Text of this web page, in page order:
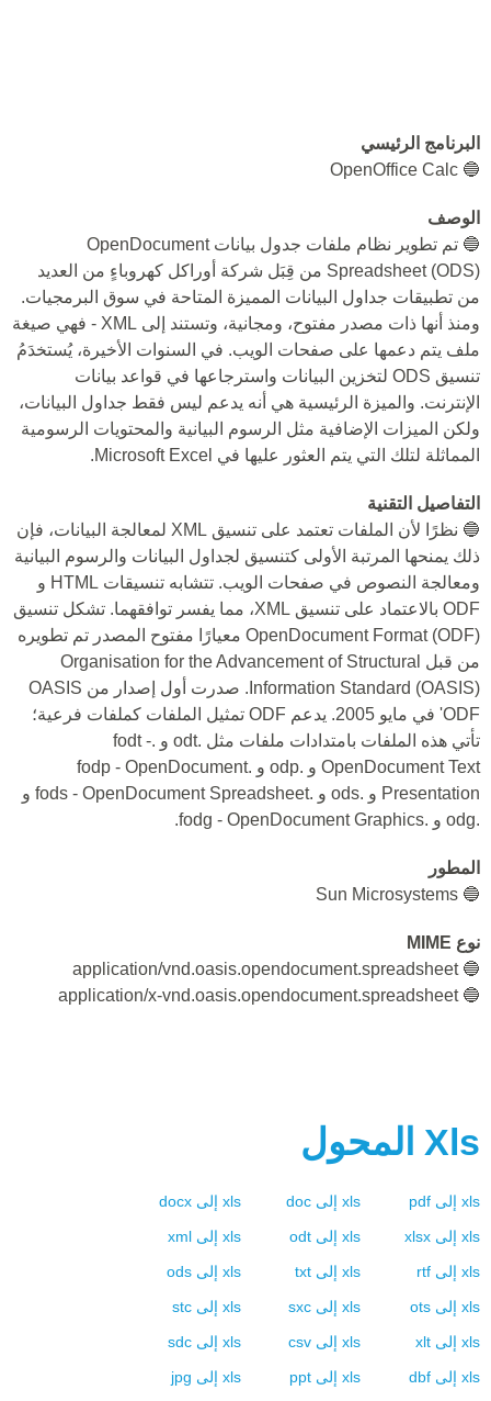
البرنامج الرئيسي
🔵 OpenOffice Calc
الوصف
🔵 تم تطوير نظام ملفات جدول بيانات OpenDocument
Spreadsheet (ODS) من قِبَل شركة أوراكل كهروباءٍ من العديد
من تطبيقات جداول البيانات المميزة المتاحة في سوق البرمجيات.
ومنذ أنها ذات مصدر مفتوح، ومجانية، وتستند إلى XML - فهي صيغة
ملف يتم دعمها على صفحات الويب. في السنوات الأخيرة، يُستخدَمُ
تنسيق ODS لتخزين البيانات واسترجاعها في قواعد بيانات
الإنترنت. والميزة الرئيسية هي أنه يدعم ليس فقط جداول البيانات،
ولكن الميزات الإضافية مثل الرسوم البيانية والمحتويات الرسومية
المماثلة لتلك التي يتم العثور عليها في Microsoft Excel.
التفاصيل التقنية
🔵 نظرًا لأن الملفات تعتمد على تنسيق XML لمعالجة البيانات، فإن
ذلك يمنحها المرتبة الأولى كتنسيق لجداول البيانات والرسوم البيانية
ومعالجة النصوص في صفحات الويب. تتشابه تنسيقات HTML و
ODF بالاعتماد على تنسيق XML، مما يفسر توافقهما. تشكل تنسيق
OpenDocument Format (ODF) معيارًا مفتوح المصدر تم تطويره
من قبل Organisation for the Advancement of Structural
Information Standard (OASIS). صدرت أول إصدار من OASIS
'ODF في مايو 2005. يدعم ODF تمثيل الملفات كملفات فرعية؛
تأتي هذه الملفات بامتدادات ملفات مثل .odt و .fodt -
OpenDocument Text و .odp و .fodp - OpenDocument
Presentation و .ods و .fods - OpenDocument Spreadsheet و
.odg و .fodg - OpenDocument Graphics.
المطور
🔵 Sun Microsystems
نوع MIME
🔵 application/vnd.oasis.opendocument.spreadsheet
🔵 application/x-vnd.oasis.opendocument.spreadsheet
Xls المحول
xls إلى pdf
xls إلى doc
xls إلى docx
xls إلى xlsx
xls إلى odt
xls إلى xml
xls إلى rtf
xls إلى txt
xls إلى ods
xls إلى ots
xls إلى sxc
xls إلى stc
xls إلى xlt
xls إلى csv
xls إلى sdc
xls إلى dbf
xls إلى ppt
xls إلى jpg